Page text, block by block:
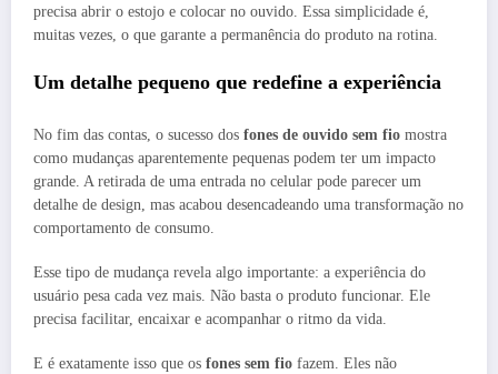
precisa abrir o estojo e colocar no ouvido. Essa simplicidade é,
muitas vezes, o que garante a permanência do produto na rotina.
Um detalhe pequeno que redefine a experiência
No fim das contas, o sucesso dos fones de ouvido sem fio mostra
como mudanças aparentemente pequenas podem ter um impacto
grande. A retirada de uma entrada no celular pode parecer um
detalhe de design, mas acabou desencadeando uma transformação no
comportamento de consumo.
Esse tipo de mudança revela algo importante: a experiência do
usuário pesa cada vez mais. Não basta o produto funcionar. Ele
precisa facilitar, encaixar e acompanhar o ritmo da vida.
E é exatamente isso que os fones sem fio fazem. Eles não